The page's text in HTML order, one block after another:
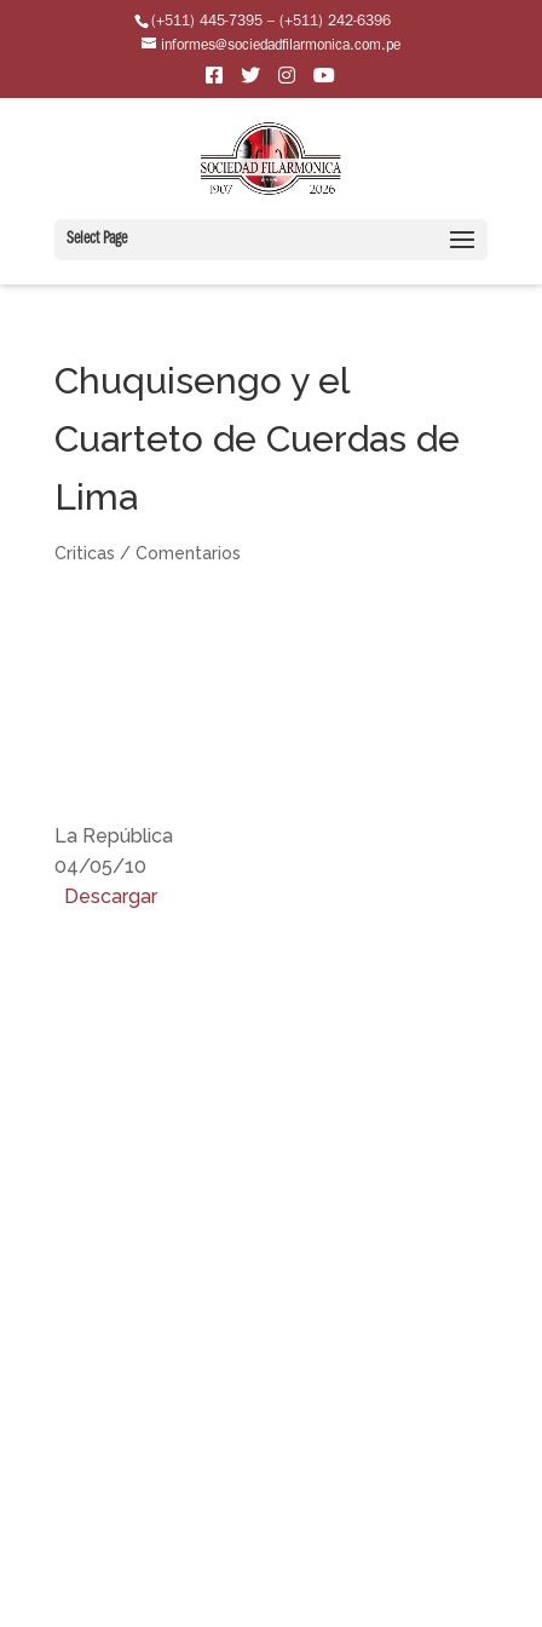
(+511) 445-7395 – (+511) 242-6396
informes@sociedadfilarmonica.com.pe
Select Page
Chuquisengo y el
Cuarteto de Cuerdas de
Lima
Criticas / Comentarios
La República
04/05/10
Descargar